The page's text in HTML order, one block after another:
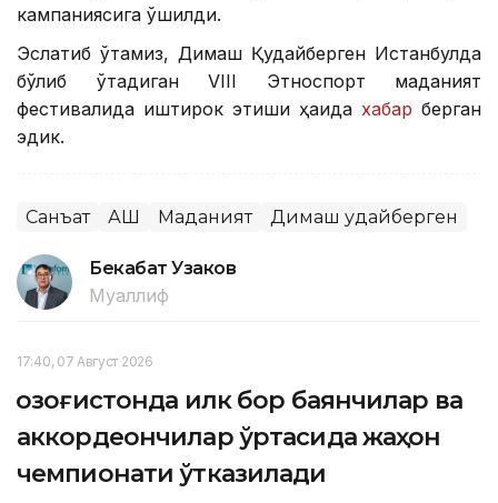
кампаниясига қўшилди.
Эслатиб ўтамиз, Димаш Қудайберген Истанбулда
бўлиб ўтадиган VIII Этноспорт маданият
фестивалида иштирок этиши ҳақида хабар берган
эдик.
Санъат АҚШ Маданият Димаш Қудайберген
Бекабат Узаков
Муаллиф
17:40, 07 Август 2026
Қозоғистонда илк бор баянчилар ва
аккордеончилар ўртасида жаҳон
чемпионати ўтказилади